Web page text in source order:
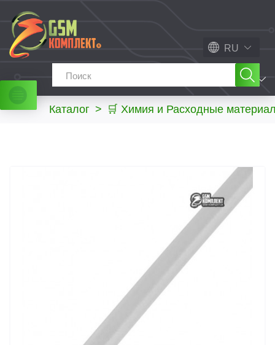
RU
МЕНЮ
Каталог > 🛒 Химия и Расходные